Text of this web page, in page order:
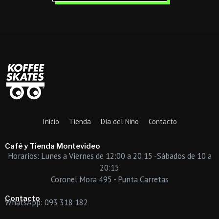
Inicio Tienda Día del Niño Contacto
Café y Tienda Montevideo
Horarios: Lunes a Viernes de 12:00 a 20:15 -Sábados de 10 a
20:15
Coronel Mora 495 - Punta Carretas
Contacto
WhatsApp: 093 318 182